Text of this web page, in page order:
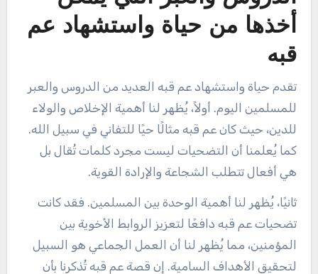
أخذها من حياة واستشهاد عم
قبه
تقدم حياة واستشهاد عم قبه العديد من الدروس والعبر
للمسلمين اليوم. أولاً، يُظهر لنا أهمية الإخلاص والولاء
للدين، حيث كان عم قبه مثالًا حيًا للتفاني في سبيل الله.
كما يُعلمنا أن التضحيات ليست مجرد كلمات تُقال بل
هي أفعال تتطلب الشجاعة والإرادة القوية.
ثانيًا، يُظهر لنا أهمية الوحدة بين المسلمين. فقد كانت
تضحيات عم قبه دافعًا لتعزيز الروابط الأخوية بين
المؤمنين، مما يُظهر لنا أن العمل الجماعي هو السبيل
لتحقيق الأهداف السامية. إن قصة عم قبه تُذكرنا بأن